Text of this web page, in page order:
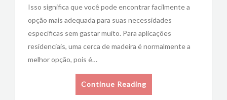
Isso significa que você pode encontrar facilmente a
opção mais adequada para suas necessidades
específicas sem gastar muito. Para aplicações
residenciais, uma cerca de madeira é normalmente a
melhor opção, pois é…
Continue Reading